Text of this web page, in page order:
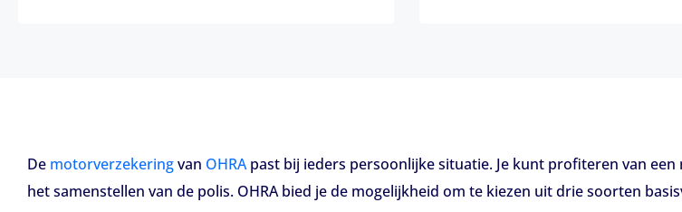
De motorverzekeringvan OHRApast bij ieders persoonlijke situatie. Je kunt profiteren van
het samenstellen van de polis. OHRA bied je de mogelijkheid om te kiezen uit drie soorten